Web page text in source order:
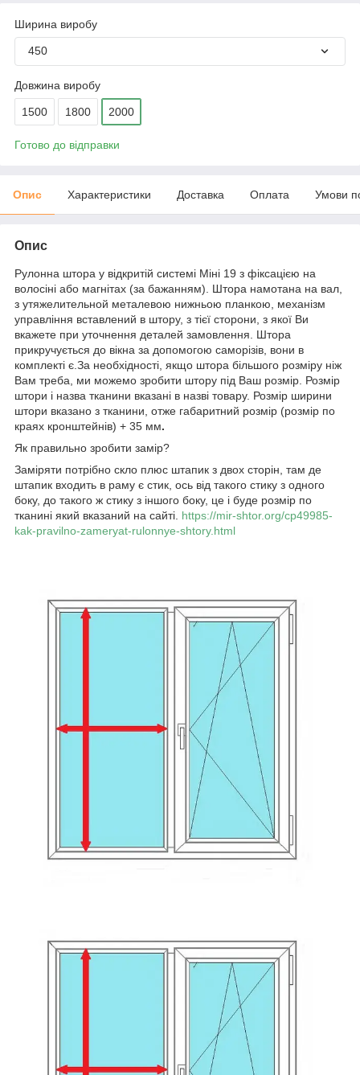
Ширина виробу
450
Довжина виробу
1500 1800 2000
Готово до відправки
Опис Характеристики Доставка Оплата Умови
Опис
Рулонна штора у відкритій системі Міні 19 з фіксацією на
волосіні або магнітах (за бажанням). Штора намотана на вал,
з утяжелительной металевою нижньою планкою, механізм
управління вставлений в штору, з тієї сторони, з якої Ви
вкажете при уточнення деталей замовлення. Штора
прикручується до вікна за допомогою саморізів, вони в
комплекті є.За необхідності, якщо штора більшого розміру ніж
Вам треба, ми можемо зробити штору під Ваш розмір. Розмір
штори і назва тканини вказані в назві товару. Розмір ширини
штори вказано з тканини, отже габаритний розмір (розмір по
краях кронштейнів) + 35 мм.
Як правильно зробити замір?
Заміряти потрібно скло плюс штапик з двох сторін, там де
штапик входить в раму є стик, ось від такого стику з одного
боку, до такого ж стику з іншого боку, це і буде розмір по
тканині який вказаний на сайті. https://mir-shtor.org/cp49985-
kak-pravilno-zameryat-rulonnye-shtory.html